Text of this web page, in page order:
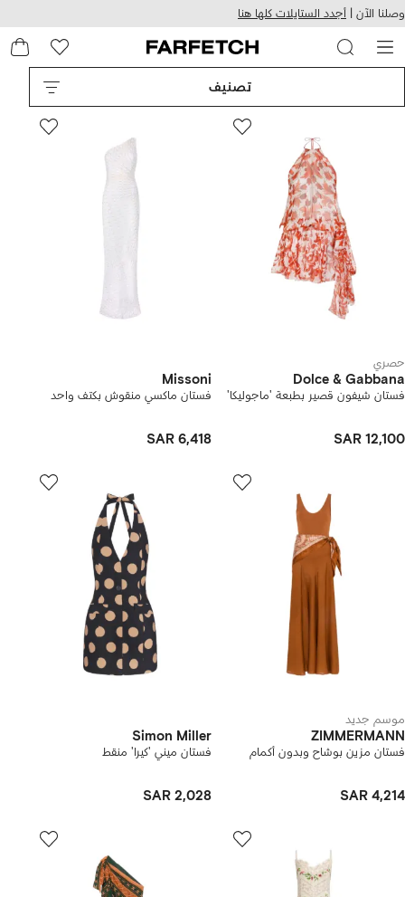
التخطي
للمحتوى
الرئيسي
وصلنا الآن | أجدد الستايلات كلها هنا
تصنيف
حصري
Dolce & Gabbana
فستان شيفون قصير بطبعة 'ماجوليكا'
SAR 12,100
Missoni
فستان ماكسي منقوش بكتف واحد
SAR 6,418
موسم جديد
ZIMMERMANN
فستان مزين بوشاح وبدون أكمام
SAR 4,214
Simon Miller
فستان ميني 'كيرا' منقط
SAR 2,028